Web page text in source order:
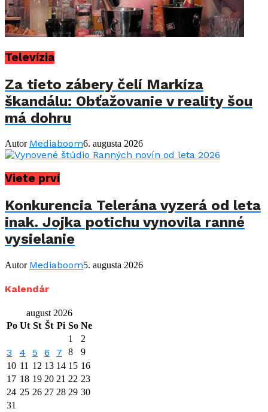
Televízia
Za tieto zábery čelí Markíza
škandálu: Obťažovanie v reality šou
má dohru
Autor Mediaboom6. augusta 2026
Viete prví
Konkurencia Telerána vyzerá od leta
inak. Jojka potichu vynovila ranné
vysielanie
Autor Mediaboom5. augusta 2026
Kalendár
august 2026
Po Ut St Št Pi So Ne
1
2
3 4 5 6 7 8
9
10 11 12 13 14 15 16
17 18 19 20 21 22 23
24 25 26 27 28 29 30
31